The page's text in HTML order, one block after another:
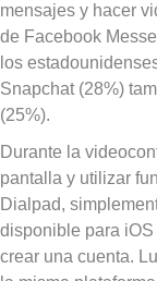
mensajes y hacer
de Facebook
los
Snapchat (28%)
(25%).
Durante la
pantalla y utilizar
Dialpad,
disponible para
crear una cuenta.